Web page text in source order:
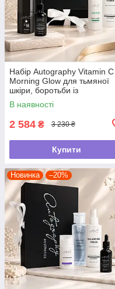
Набір Autography Vitamin C
Morning Glow для тьмяної
шкіри, боротьби із
гіперпігментацією та віковии
плямами
В наявності
2 584 ₴ 3 230 ₴
Купити
Новинка –20%